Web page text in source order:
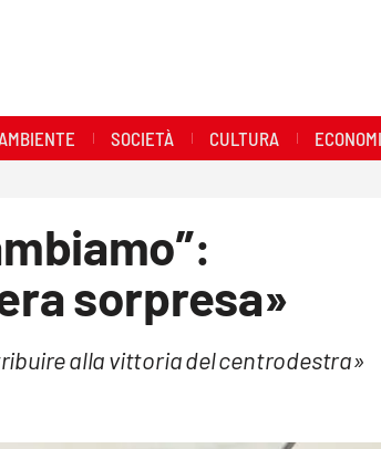
AMBIENTE SOCIETÀ CULTURA
sorpresa»
alla vittoria del centrodestra»